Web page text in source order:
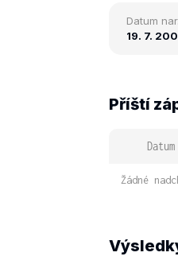
Datum
19. 7.
Příští
Datum
Žádné